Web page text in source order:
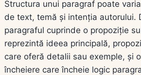
Structura unui paragraf poate
de text, temă și intenția autorului.
paragraful cuprinde o propoziție
reprezintă ideea principală,
care oferă detalii sau exemple, și
încheiere care încheie logic